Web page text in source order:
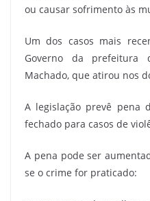
ou causar sofrimento às
Um dos casos mais
Governo da prefeitura
Machado, que atirou nos
A legislação prevê pena
fechado para casos de
A pena pode ser
se o crime for praticado: